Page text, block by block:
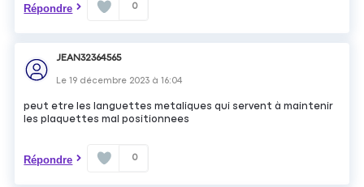
Répondre 0
JEAN32364565
Le19 décembre 2023 à16:04
peut etre les languettes metaliques qui servent à maintenir
les plaquettes mal positionnees
Répondre 0